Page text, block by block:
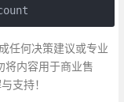
任何决策建议或专业
将内容用于商业售
支持！